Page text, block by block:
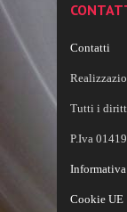
Contatti
Tutti i
P.Iva
Cookie UE